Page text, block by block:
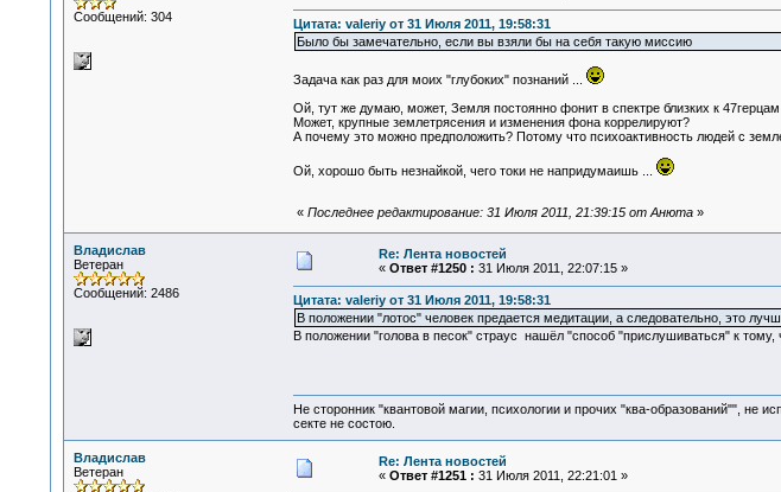
Сообщений: 304
Цитата: valeriy от 31 Июля 2011, 19:58:31
Было бы замечательно, если вы взяли бы на себя такую миссию
Задача как раз для моих "глубоких" познаний ...
Ой, тут же думаю, может, Земля постоянно фонит в спектре близких к
Может, крупные землетрясения и изменения фона коррелируют?
А почему это можно предположить? Потому что психоактивность людей с
Ой, хорошо быть незнайкой, чего токи не напридумаишь ...
« Последнее редактирование: 31 Июля 2011, 21:39:15 от Анюта»
Владислав
Ветеран
Сообщений: 2486
Re: Лента новостей
« Ответ #1250 : 31 Июля 2011, 22:07:15 »
Цитата: valeriy от 31 Июля 2011, 19:58:31
В положении "лотос" человек предается медитации, а следовательно, это
В положении "голова в песок" страус нашёл "способ "прислушиваться" к тому,
Не сторонник "квантовой магии, психологии и прочих "ква-образований"", не
секте не состою.
Владислав
Ветеран
Re: Лента новостей
« Ответ #1251 : 31 Июля 2011, 22:21:01 »